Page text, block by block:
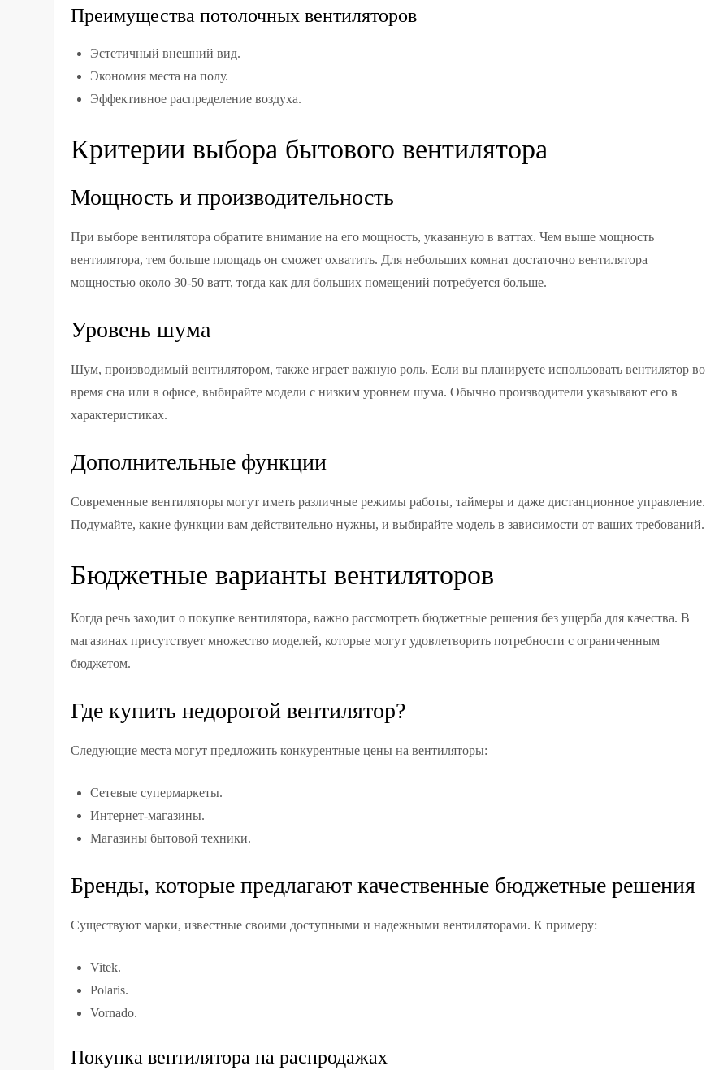
Преимущества потолочных вентиляторов
Эстетичный внешний вид.
Экономия места на полу.
Эффективное распределение воздуха.
Критерии выбора бытового вентилятора
Мощность и производительность
При выборе вентилятора обратите внимание на его мощность, указанную в ваттах. Чем выше мощность
вентилятора, тем больше площадь он сможет охватить. Для небольших комнат достаточно вентилятора
мощностью около 30-50 ватт, тогда как для больших помещений потребуется больше.
Уровень шума
Шум, производимый вентилятором, также играет важную роль. Если вы планируете использовать вентилятор во
время сна или в офисе, выбирайте модели с низким уровнем шума. Обычно производители указывают его в
характеристиках.
Дополнительные функции
Современные вентиляторы могут иметь различные режимы работы, таймеры и даже дистанционное управление.
Подумайте, какие функции вам действительно нужны, и выбирайте модель в зависимости от ваших требований.
Бюджетные варианты вентиляторов
Когда речь заходит о покупке вентилятора, важно рассмотреть бюджетные решения без ущерба для качества. В
магазинах присутствует множество моделей, которые могут удовлетворить потребности с ограниченным
бюджетом.
Где купить недорогой вентилятор?
Следующие места могут предложить конкурентные цены на вентиляторы:
Сетевые супермаркеты.
Интернет-магазины.
Магазины бытовой техники.
Бренды, которые предлагают качественные бюджетные решения
Существуют марки, известные своими доступными и надежными вентиляторами. К примеру:
Vitek.
Polaris.
Vornado.
Покупка вентилятора на распродажах